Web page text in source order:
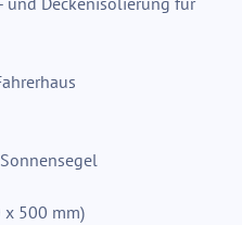
x 500 mm)